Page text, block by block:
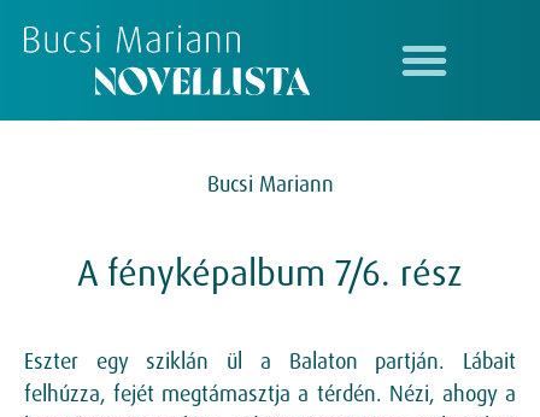
Bucsi Mariann
A fényképalbum 7/6. rész
Eszter egy sziklán ül a Balaton partján. Lábait
felhúzza, fejét megtámasztja a térdén. Nézi, ahogy a